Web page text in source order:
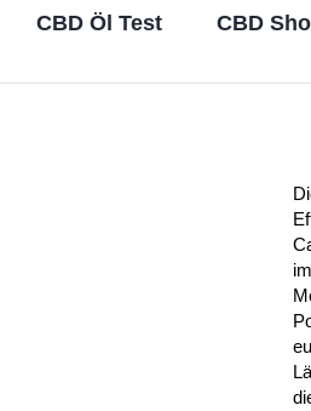
CBD Öl Test CBD